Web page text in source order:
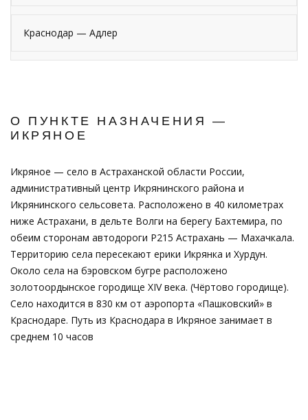
Краснодар — Адлер
О ПУНКТЕ НАЗНАЧЕНИЯ —
ИКРЯНОЕ
Икряное — село в Астраханской области России,
административный центр Икрянинского района и
Икрянинского сельсовета. Расположено в 40 километрах
ниже Астрахани, в дельте Волги на берегу Бахтемира, по
обеим сторонам автодороги Р215 Астрахань — Махачкала.
Территорию села пересекают ерики Икрянка и Хурдун.
Около села на бэровском бугре расположено
золотоордынское городище XIV века. (Чёртово городище).
Село находится в 830 км от аэропорта «Пашковский» в
Краснодаре. Путь из Краснодара в Икряное занимает в
среднем 10 часов